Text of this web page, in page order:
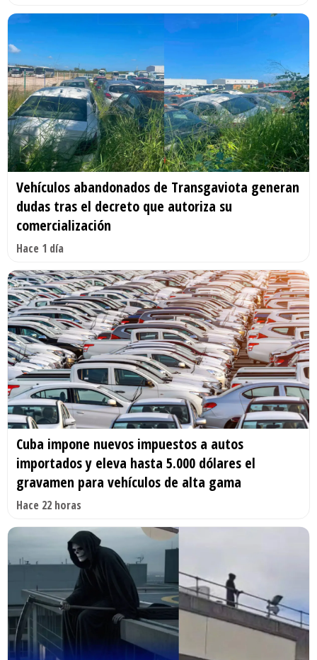
Vehículos abandonados de Transgaviota generan
dudas tras el decreto que autoriza su
comercialización
Hace 1 día
Cuba impone nuevos impuestos a autos
importados y eleva hasta 5.000 dólares el
gravamen para vehículos de alta gama
Hace 22 horas